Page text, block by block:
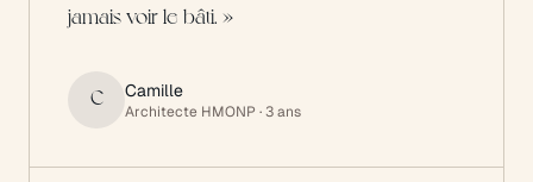
jamais voir le bâti. »
C Camille
Architecte HMONP · 3 ans